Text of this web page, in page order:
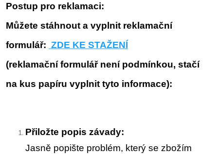
Postup pro reklamaci:
Můžete stáhnout a vyplnit reklamační
formulář: ZDE KE STAŽENÍ
(reklamační formulář není podmínkou, stačí
na kus papíru vyplnit tyto informace):
Přiložte popis závady:
Jasně popište problém, který se zbožím